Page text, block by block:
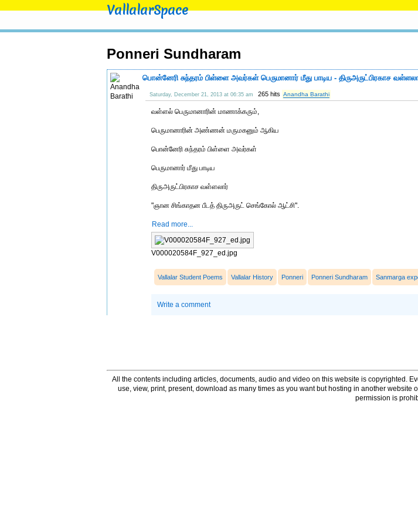
VallalarSpace
Ponneri Sundharam
பொன்னேரி சுந்தரம் பிள்ளை அவர்கள் பெருமானார் மீது பாடிய - திருஅருட்பிரகாச
Saturday, December 21, 2013 at 06:35 am 265 hits Anandha Barathi
வள்ளல் பெருமானாரின் மாணாக்கரும்,
பெருமானாரின் அண்ணன் மருமகனும் ஆகிய
பொன்னேரி சுந்தரம் பிள்ளை அவர்கள்
பெருமானார் மீது பாடிய
திருஅருட்பிரகாச வள்ளலார்
"ஞான சிங்காதன பீடத் திருஅருட் செங்கோல் ஆட்சி".
Read more...
V000020584F_927_ed.jpg
Vallalar Student Poems Vallalar History Ponneri Ponneri Sundharam Sanmarga
Write a comment
All the contents including articles, documents, audio and video on this website is copyrighted.
use, view, print, present, download as many times as you want but hosting in another
permission is